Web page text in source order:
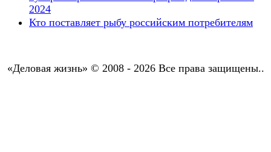
2024
Кто поставляет рыбу российским потребителям
«Деловая жизнь» © 2008 - 2026 Все права защищены..